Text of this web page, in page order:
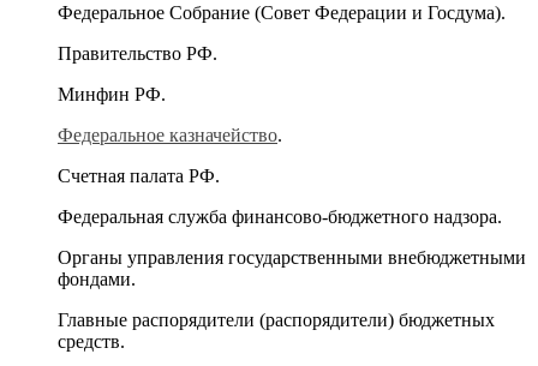
Федеральное Собрание (Совет Федерации и Госдума).
Правительство РФ.
Минфин РФ.
Федеральное казначейство.
Счетная палата РФ.
Федеральная служба финансово-бюджетного надзора.
Органы управления государственными внебюджетными
фондами.
Главные распорядители (распорядители) бюджетных
средств.